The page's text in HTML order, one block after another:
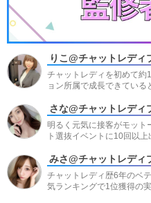
りこ@チャットレディ
チャットレディを初めて約
ョン所属で成長できている
さな@チャットレディ
明るく元気に接客がモット
ト選抜イベントに10回以上
みさ@チャットレディ
チャットレディ歴6年のベ
気ランキングで1位獲得の実